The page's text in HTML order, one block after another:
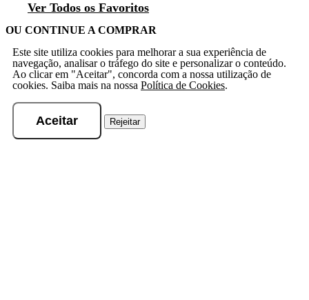
Ver Todos os Favoritos
OU CONTINUE A COMPRAR
Este site utiliza cookies para melhorar a sua experiência de
navegação, analisar o tráfego do site e personalizar o conteúdo.
Ao clicar em "Aceitar", concorda com a nossa utilização de
cookies. Saiba mais na nossa Política de Cookies.
Aceitar Rejeitar